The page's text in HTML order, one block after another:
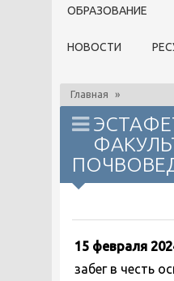
ОБРАЗОВАНИЕ
НОВОСТИ
Главная »
15 февраля
забег в честь